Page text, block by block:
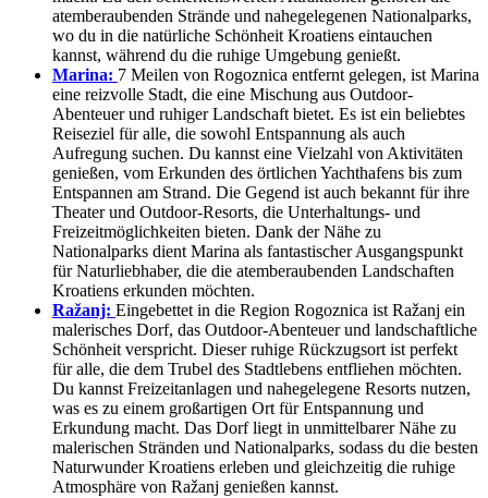
atemberaubenden Strände und nahegelegenen Nationalparks,
wo du in die natürliche Schönheit Kroatiens eintauchen
kannst, während du die ruhige Umgebung genießt.
Marina: 7 Meilen von Rogoznica entfernt gelegen, ist Marina
eine reizvolle Stadt, die eine Mischung aus Outdoor-
Abenteuer und ruhiger Landschaft bietet. Es ist ein beliebtes
Reiseziel für alle, die sowohl Entspannung als auch
Aufregung suchen. Du kannst eine Vielzahl von Aktivitäten
genießen, vom Erkunden des örtlichen Yachthafens bis zum
Entspannen am Strand. Die Gegend ist auch bekannt für ihre
Theater und Outdoor-Resorts, die Unterhaltungs- und
Freizeitmöglichkeiten bieten. Dank der Nähe zu
Nationalparks dient Marina als fantastischer Ausgangspunkt
für Naturliebhaber, die die atemberaubenden Landschaften
Kroatiens erkunden möchten.
Ražanj: Eingebettet in die Region Rogoznica ist Ražanj ein
malerisches Dorf, das Outdoor-Abenteuer und landschaftliche
Schönheit verspricht. Dieser ruhige Rückzugsort ist perfekt
für alle, die dem Trubel des Stadtlebens entfliehen möchten.
Du kannst Freizeitanlagen und nahegelegene Resorts nutzen,
was es zu einem großartigen Ort für Entspannung und
Erkundung macht. Das Dorf liegt in unmittelbarer Nähe zu
malerischen Stränden und Nationalparks, sodass du die besten
Naturwunder Kroatiens erleben und gleichzeitig die ruhige
Atmosphäre von Ražanj genießen kannst.